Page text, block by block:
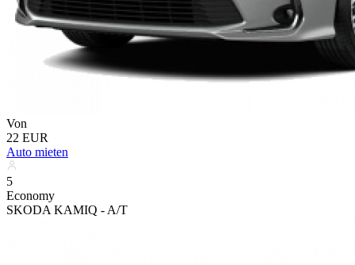
Von
22 EUR
Auto mieten
5
Economy
SKODA KAMIQ - A/T